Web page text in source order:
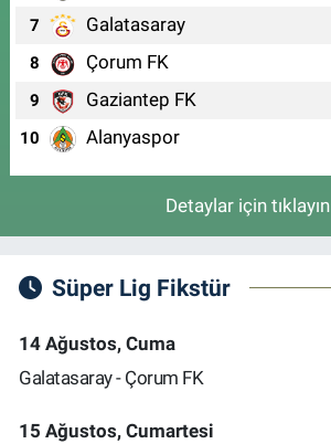
7 Galatasaray
8 Çorum FK
9 Gaziantep FK
10 Alanyaspor
Detaylar için tıklayın
Süper Lig Fikstür
14 Ağustos, Cuma
Galatasaray - Çorum FK
15 Ağustos, Cumartesi